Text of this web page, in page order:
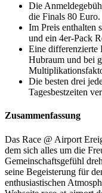
Die
die Finals 80 Euro.
Im Preis enthalten
und ein 4er-Pack
Eine differenzierte
Hubraum und bei
Die besten drei
Tagesbestzeiten
Zusammenfassung
Das Race @ Airport
dem sich alles um die
Gemeinschaftsgefühl
seine Begeisterung für
enthusiastischen